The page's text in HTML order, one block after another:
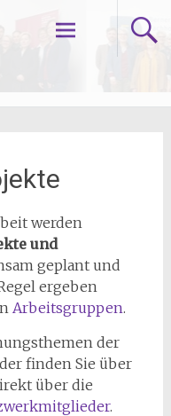
werden
und
geplant und
ergeben
Arbeitsgruppen.
der
finden Sie über
über die
.